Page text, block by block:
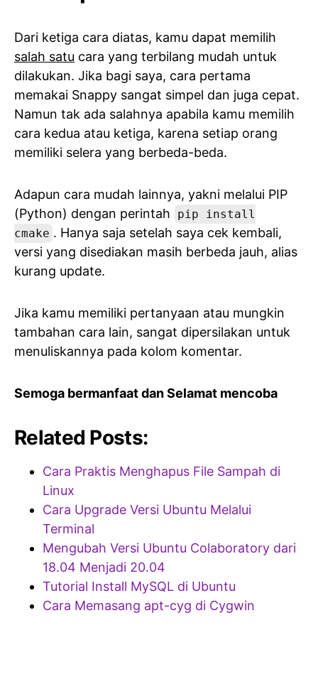
Dari ketiga cara diatas, kamu dapat memilih
salah satu cara yang terbilang mudah untuk
dilakukan. Jika bagi saya, cara pertama
memakai Snappy sangat simpel dan juga cepat.
Namun tak ada salahnya apabila kamu memilih
cara kedua atau ketiga, karena setiap orang
memiliki selera yang berbeda-beda.
Adapun cara mudah lainnya, yakni melalui PIP
(Python) dengan perintah
pip install
cmake . Hanya saja setelah saya cek kembali,
versi yang disediakan masih berbeda jauh, alias
kurang update.
Jika kamu memiliki pertanyaan atau mungkin
tambahan cara lain, sangat dipersilakan untuk
menuliskannya pada kolom komentar.
Semoga bermanfaat dan Selamat mencoba
Related Posts:
Cara Praktis Menghapus File Sampah di
Linux
Cara Upgrade Versi Ubuntu Melalui
Terminal
Mengubah Versi Ubuntu Colaboratory dari
18.04 Menjadi 20.04
Tutorial Install MySQL di Ubuntu
Cara Memasang apt-cyg di Cygwin